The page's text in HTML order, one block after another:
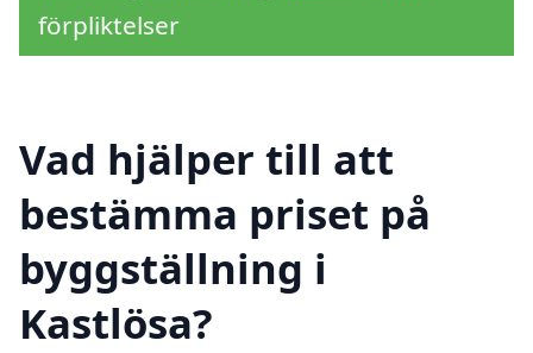
förpliktelser
Vad hjälper till att
bestämma priset på
byggställning i
Kastlösa?